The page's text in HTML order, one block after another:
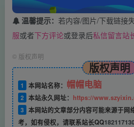
温馨提示： 若内容/图片/下载链接
服或者下方评论或登录后私信留言站
© 版权声明
版权声明
1 本网站名称： 帽帽电脑
2 本站永久网址： https://
3 本网站的文章部分内容可能来源于网
考，如有侵权，请联系站长QQ